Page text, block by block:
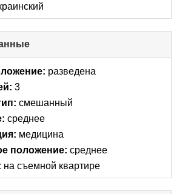
to
collapseразведена
3
смешанный
среднее
медицина
положение: среднее
на съемной квартире